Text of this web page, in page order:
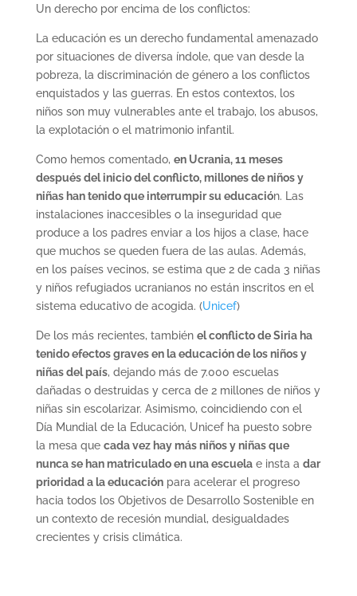
Un derecho por encima de los conflictos:
La educación es un derecho fundamental amenazado
por situaciones de diversa índole, que van desde la
pobreza, la discriminación de género a los conflictos
enquistados y las guerras. En estos contextos, los
niños son muy vulnerables ante el trabajo, los abusos,
la explotación o el matrimonio infantil.
Como hemos comentado, en Ucrania, 11 meses
después del inicio del conflicto, millones de niños y
niñas han tenido que interrumpir su educación. Las
instalaciones inaccesibles o la inseguridad que
produce a los padres enviar a los hijos a clase, hace
que muchos se queden fuera de las aulas. Además,
en los países vecinos, se estima que 2 de cada 3 niñas
y niños refugiados ucranianos no están inscritos en el
sistema educativo de acogida. (Unicef)
De los más recientes, también el conflicto de Siria ha
tenido efectos graves en la educación de los niños y
niñas del país, dejando más de 7.000 escuelas
dañadas o destruidas y cerca de 2 millones de niños y
niñas sin escolarizar. Asimismo, coincidiendo con el
Día Mundial de la Educación, Unicef ha puesto sobre
la mesa que cada vez hay más niños y niñas que
nunca se han matriculado en una escuelae insta a dar
prioridad a la educaciónpara acelerar el progreso
hacia todos los Objetivos de Desarrollo Sostenible en
un contexto de recesión mundial, desigualdades
crecientes y crisis climática.